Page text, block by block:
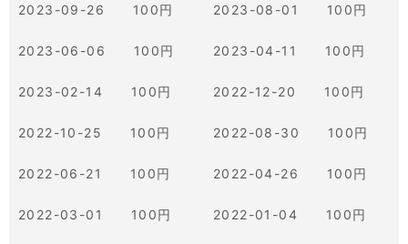
2023-09-26 100円 2023-08-01 100円
2023-06-06 100円 2023-04-11 100円
2023-02-14 100円 2022-12-20 100円
2022-10-25 100円 2022-08-30 100円
2022-06-21 100円 2022-04-26 100円
2022-03-01 100円 2022-01-04 100円